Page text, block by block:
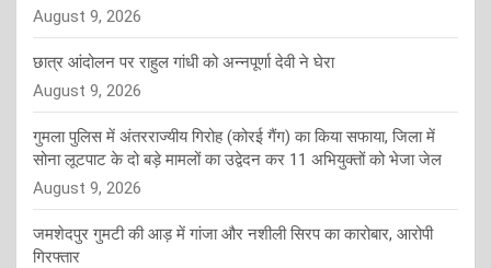
August 9, 2026
छात्र आंदोलन पर राहुल गांधी को अन्नपूर्णा देवी ने घेरा
August 9, 2026
गुमला पुलिस में अंतरराज्यीय गिरोह (कोरई गैंग) का किया सफाया, जिला में
सोना लूटपाट के दो बड़े मामलों का उद्वेदन कर 11 अभियुक्तों को भेजा जेल
August 9, 2026
जमशेदपुर गुमटी की आड़ में गांजा और नशीली सिरप का कारोबार, आरोपी
गिरफ्तार